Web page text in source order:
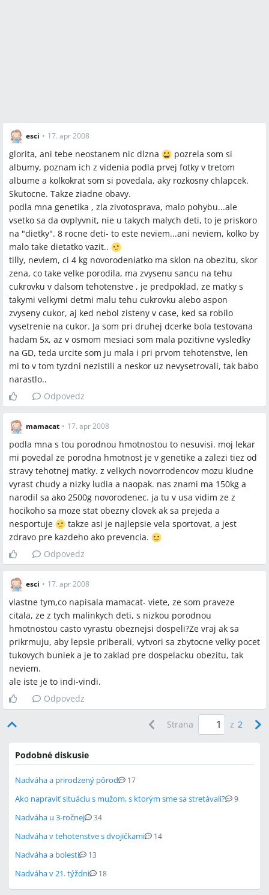
esci • 17. apr 2008
glorita, ani tebe neostanem nic dlzna
pozrela som si
albumy, poznam ich z videnia podla prvej fotky v tretom
albume a kolkokrat som si povedala, aky rozkosny chlapcek.
Skutocne. Takze ziadne obavy.
podla mna genetika , zla zivotosprava, malo pohybu...ale
vsetko sa da ovplyvnit, nie u takych malych deti, to je priskoro
na "dietky". 8 rocne deti- to este neviem...ani neviem, kolko by
malo take dietatko vazit..
tilly, neviem, ci 4 kg novorodeniatko ma sklon na obezitu, skor
zena, co take velke porodila, ma zvysenu sancu na tehu
cukrovku v dalsom tehotenstve , je predpoklad, ze matky s
takymi velkymi detmi malu tehu cukrovku alebo aspon
zvyseny cukor, aj ked nebol zisteny v case, ked sa robilo
vysetrenie na cukor. Ja som pri druhej dcerke bola testovana
hadam 5x, az v osmom mesiaci som mala pozitivne vysledky
na GD, teda urcite som ju mala i pri prvom tehotenstve, len
mi to v tom tyzdni nezistili a neskor uz nevysetrovali, tak babo
narastlo..
Odpovedz
mamacat • 17. apr 2008
podla mna s tou porodnou hmotnostou to nesuvisi. moj lekar
mi povedal ze porodna hmotnost je v genetike a zalezi tiez od
stravy tehotnej matky. z velkych novorrodencov mozu kludne
vyrast chudy a nizky ludia a naopak. nas znami ma 150kg a
narodil sa ako 2500g novorodenec. ja tu v usa vidim ze z
hocikoho sa moze stat obezny clovek ak sa prejeda a
nesportuje
takze asi je najlepsie vela sportovat, a jest
zdravo pre kazdeho ako prevencia.
Odpovedz
esci • 17. apr 2008
vlastne tym,co napisala mamacat- viete, ze som praveze
citala, ze z tych malinkych deti, s nizkou porodnou
hmotnostou casto vyrastu obeznejsi dospeli?Ze vraj ak sa
prikrmuju, aby lepsie priberali, vytvori sa zbytocne velky pocet
tukovych buniek a je to zaklad pre dospelacku obezitu, tak
neviem.
ale iste je to indi-vindi.
Odpovedz
Strana z 2
Podobné diskusie
Nadváha a prirodzený pôrod 17
Ako napraviť situáciu s mužom, s ktorým sme sa stretávali? 9
Nadváha u 3-ročnej 34
Nadváha v tehotenstve s dvojičkami 14
Nadváha a bolesti 13
Nadváha v 21. týždni 18